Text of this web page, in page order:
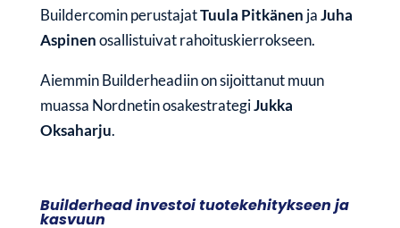
Buildercomin perustajatTuula Pitkänen jaJuha
Aspinenosallistuivat rahoituskierrokseen.
Aiemmin Builderheadiin on sijoittanut muun
muassa Nordnetin osakestrategiJukka
Oksaharju.
Builderhead investoi tuotekehitykseen ja
kasvuun